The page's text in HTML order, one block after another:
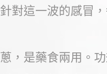
針對這一波的感冒
蔥，是藥食兩用。